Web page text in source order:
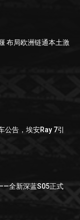
布局欧洲链通本土激
公告，埃安Ray 7引
全新深蓝S05正式